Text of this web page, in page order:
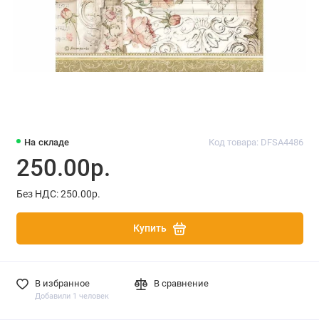
На складе Код товара: DFSA4486
250.00р.
Без НДС: 250.00р.
Купить
В избранное
Добавили 1 человек
В сравнение